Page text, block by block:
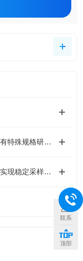
标准物质哪家技术强口碑好？海岸鸿蒙有特殊规格研制能力，免费咨询享特价优惠
尘埃粒子计数器的气流控制系统：如何实现稳定采样与粒子精准捕获？
联系
顶部